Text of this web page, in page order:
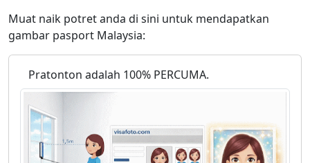
Muat naik potret anda di sini untuk mendapatkan
gambar pasport Malaysia:
Pratonton adalah 100% PERCUMA.